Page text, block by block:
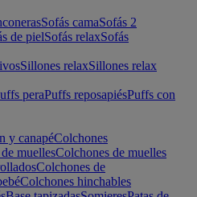
Sofás camaSofás 2
de pielSofás relaxSofás
Sillones relaxSillones relax
peraPuffs reposapiésPuffs con
y canapéColchones
muellesColchones de muelles
Colchones de
Colchones hinchables